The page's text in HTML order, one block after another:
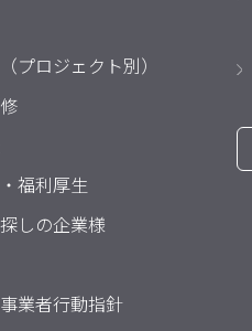
プロジェクト別）
福利厚生
しの企業様
業者行動指針